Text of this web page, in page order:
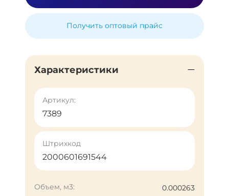
Получить оптовый прайс
Характеристики
Артикул:
7389
Штрихкод
2000601691544
Объем, м3:
0.000263